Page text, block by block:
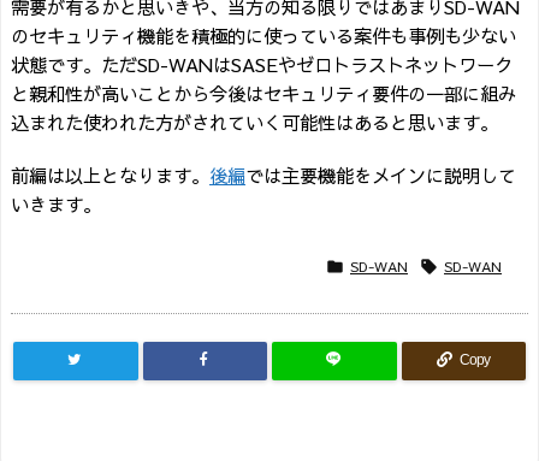
需要が有るかと思いきや、当方の知る限りではあまりSD-WAN
のセキュリティ機能を積極的に使っている案件も事例も少ない
状態です。ただSD-WANはSASEやゼロトラストネットワーク
と親和性が高いことから今後はセキュリティ要件の一部に組み
込まれた使われた方がされていく可能性はあると思います。
前編は以上となります。 後編では主要機能をメインに説明して
いきます。
 SD-WAN  SD-WAN
Copy